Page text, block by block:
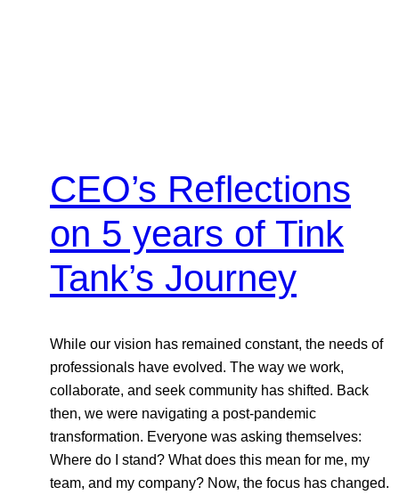
CEO’s Reflections
on 5 years of Tink
Tank’s Journey
While our vision has remained constant, the needs of
professionals have evolved. The way we work,
collaborate, and seek community has shifted. Back
then, we were navigating a post-pandemic
transformation. Everyone was asking themselves:
Where do I stand? What does this mean for me, my
team, and my company? Now, the focus has changed.